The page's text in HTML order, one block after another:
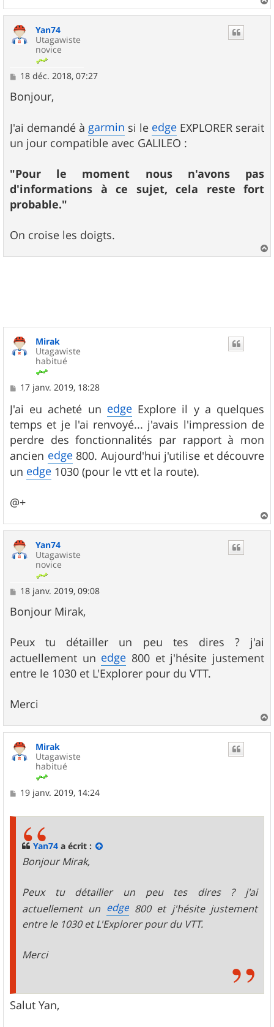
a
Yan74
Utagawiste
novice
M
s
s
g
e
18 déc. 2018, 07:27
Bonjour,
J'ai demandé à garmin si le edge EXPLORER serait
un jour compatible avec GALILEO :
"Pour le moment nous n'avons pas
d'informations à ce sujet, cela reste fort
probable."
On croise les doigts.
a
Mirak
Utagawiste
habitué
M
s
s
a
g
e
17 janv. 2019, 18:28
J'ai eu acheté un edgeExplore il y a quelques
temps et je l'ai renvoyé... j'avais l'impression de
perdre des fonctionnalités par rapport à mon
ancien edge800. Aujourd'hui j'utilise et découvre
un edge 1030 (pour le vtt et la route).
@+
a
Yan74
Utagawiste
novice
M
s
s
g
e
18 janv. 2019, 09:08
Bonjour Mirak,
Peux tu détailler un peu tes dires ? j'ai
actuellement un edge 800 et j'hésite justement
entre le 1030 et L'Explorer pour du VTT.
Merci
a
Mirak
Utagawiste
habitué
M19 janv. 2019, 14:24
Yan74 a écrit :
Bonjour Mirak,
Peux tu détailler un peu tes dires ? j'ai
actuellement un edge800 et j'hésite justement
entre le 1030 et L'Explorer pour du VTT.
Merci
Salut Yan,